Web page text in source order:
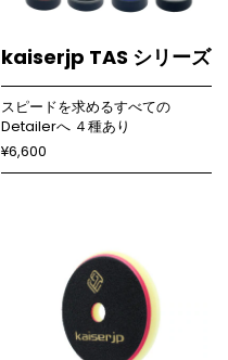
kaiserjp TAS シリーズ
スピードを求めるすべての
Detailerへ ４種あり
¥6,600